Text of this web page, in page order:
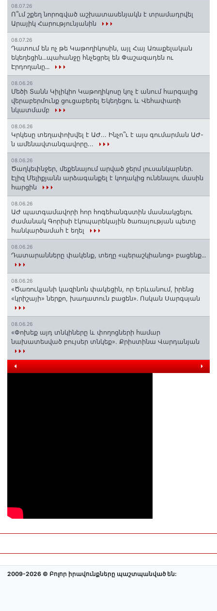
08.07.26
Ո՞ւմ շքեղ նորոգված աշխատասենյակն է տրամադրվել
Արայիկ Հարությունյանին
08.07.26
Դատում են ոչ թե Կաթողիկոսին, այլ Հայ Առաքելական
եկեղեցին․․․պահանջը հնչեցրել են Փաշազադեն ու
Էրդողանը․․․
08.06.26
Մեծի Տանն Կիլիկիո Կաթողիկոսը կոչ է անում հարգալից
վերաբերմունք ցուցաբերել Եկեղեցու և Վեհափառի
նկատմամբ
08.06.26
Կրկեսը տեղափոխվել է ԱԺ... Ինչո՞ւ է այս գումարման ԱԺ-
ն ամենավտանգավորը...
08.06.26
Ծաղկեփնջեր, մեքենայում արված ջերմ լուսանկարներ.
Էլիզ Մելիքյանն արձագանքել է կողակից ունենալու մասին
հարցին
08.06.26
ԱԺ պատգամավորի հոր հոգեհանգստին մասնակցելու
ժամանակ Գորիսի էկոպարեկային ծառայության պետը
հանկարծամահ է եղել
08.06.26
Դատարանները փակենք, տեղը «պերաշկիանոց» բացենք․․․
08.06.26
«Ծառուկյանի կազինոն փակեցին, որ Երևանում, իրենց
«կրիշայի» ներքո, խաղատուն բացեն»․ Ոսկան Սարգսյան
08.06.26
«Փոխեք այդ տնկիները և փողոցների համար
նախատեսված բույսեր տնկեք». Քրիստինա Վարդանյան
2009-2026 © Բոլոր իրավունքները պաշտպանված են: